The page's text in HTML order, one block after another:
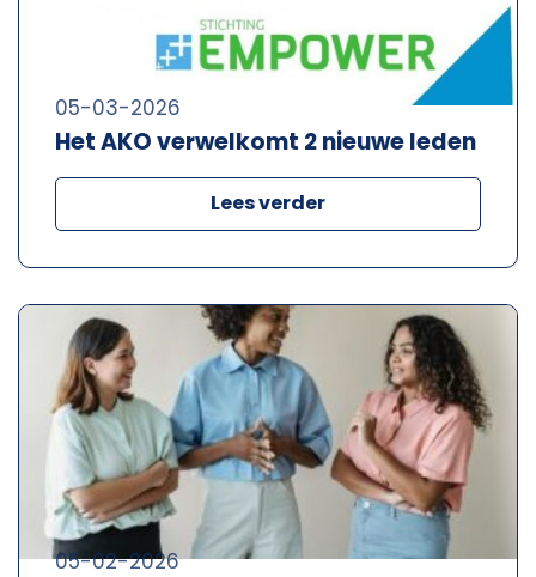
Het AKO verwelkomt 2 nieuwe leden
05-03-2026
Lees verder
05-02-2026